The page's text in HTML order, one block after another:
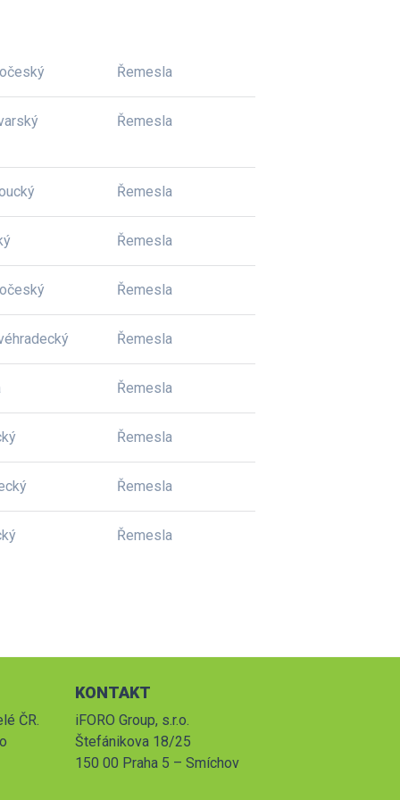
Řemesla
Řemesla
Řemesla
Řemesla
Řemesla
Řemesla
Řemesla
Řemesla
Řemesla
Řemesla
ČR.
KONTAKT
iFORO Group, s.r.o.
Štefánikova 18/25
150 00 Praha 5 – Smíchov